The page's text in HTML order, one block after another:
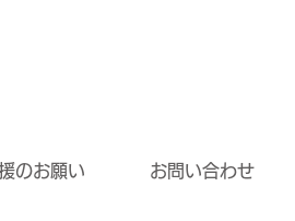
のお願い お問い合わせ